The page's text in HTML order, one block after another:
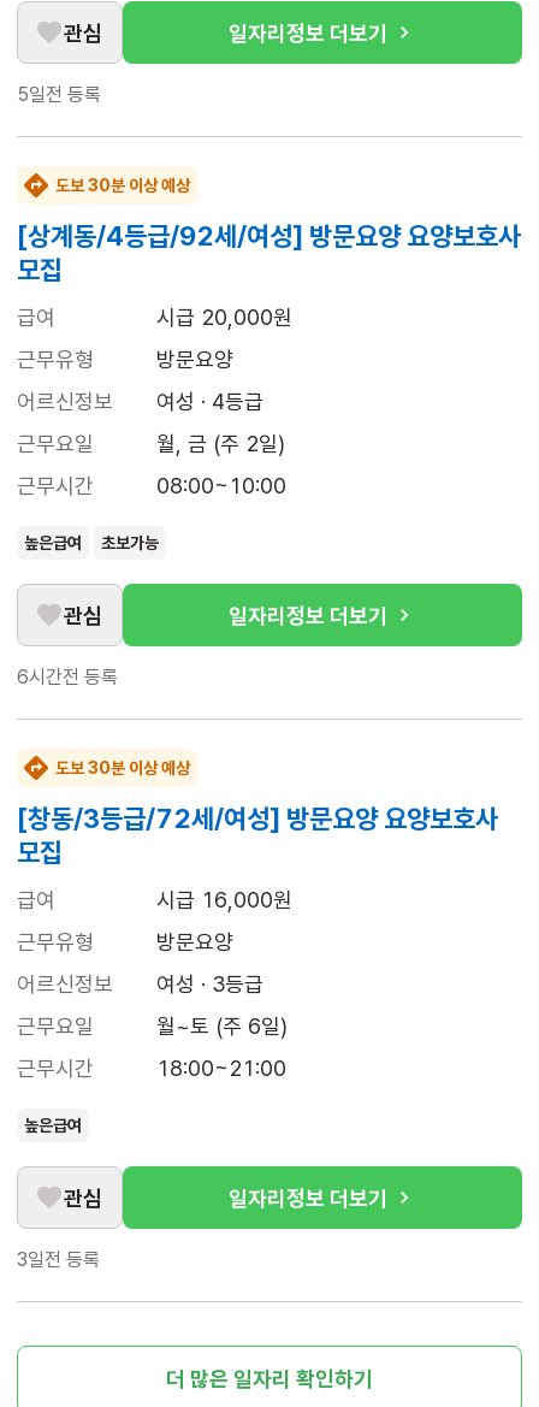
관심 일자리정보 더보기
5일전 등록
도보 30분 이상 예상
[상계동/4등급/92세/여성] 방문요양 요양보호사
모집
급여
시급 20,000원
근무유형
방문요양
어르신정보
여성 · 4등급
근무요일
월, 금 (주 2일)
근무시간
08:00~10:00
높은급여 초보가능
관심 일자리정보 더보기
6시간전 등록
도보 30분 이상 예상
[창동/3등급/72세/여성] 방문요양 요양보호사
모집
급여
시급 16,000원
근무유형
방문요양
어르신정보
여성 · 3등급
근무요일
월~토 (주 6일)
근무시간
18:00~21:00
높은급여
관심 일자리정보 더보기
3일전 등록
더 많은 일자리 확인하기